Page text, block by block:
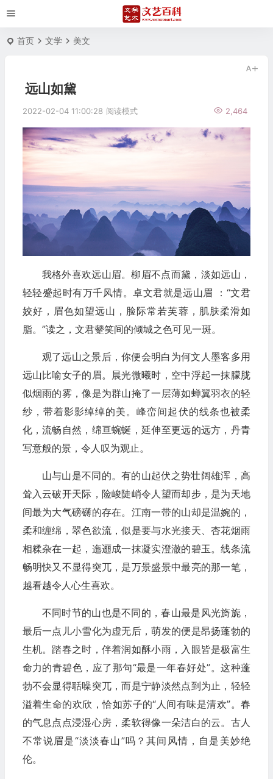
首页 文学 美文
远山如黛
2022-02-04 11:00:28 2,464
阅读模式
我格外喜欢远山眉。柳眉不点而黛，淡如远山，
轻轻蹙起时有万千风情。卓文君就是远山眉 ：“文君
姣好，眉色如望远山，脸际常若芙蓉，肌肤柔滑如
脂。”读之，文君颦笑间的倾城之色可见一斑。
观了远山之景后，你便会明白为何文人墨客多用
远山比喻女子的眉。晨光微曦时，空中浮起一抹朦胧
似烟雨的雾，像是为群山掩了一层薄如蝉翼羽衣的轻
纱，带着影影绰绰的美。峰峦间起伏的线条也被柔
化，流畅自然，绵亘蜿蜒，延伸至更远的远方，丹青
写意般的景，令人叹为观止。
山与山是不同的。有的山起伏之势壮阔雄浑，高
耸入云破开天际，险峻陡峭令人望而却步，是为天地
间最为大气磅礴的存在。江南一带的山却是温婉的，
柔和缠绵，翠色欲流，似是要与水光接天、杏花烟雨
相糅杂在一起，迤逦成一抹凝实澄澈的碧玉。线条流
畅明快又不显得突兀，是万景盛景中最亮的那一笔，
越看越令人心生喜欢。
不同时节的山也是不同的，春山最是风光旖旎，
最后一点儿小雪化为虚无后，萌发的便是昂扬蓬勃的
生机。踏春之时，伴着润如酥小雨，入眼皆是极富生
命力的青碧色，应了那句“最是一年春好处”。这种蓬
勃不会显得聒噪突兀，而是宁静淡然点到为止，轻轻
溢着生命的欢欣，恰如苏子的“人间有味是清欢”。春
的气息点点浸湿心房，柔软得像一朵洁白的云。古人
不常说眉是“淡淡春山”吗？其间风情，自是美妙绝
伦。